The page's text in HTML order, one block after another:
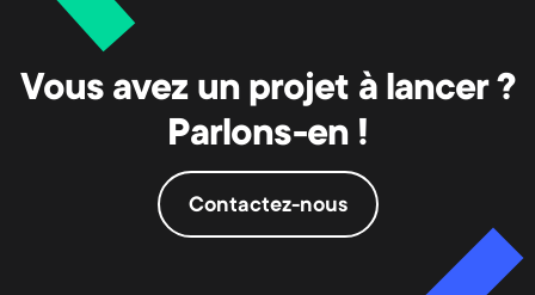
Vous avez un projet à lancer ?
Parlons-en !
Contactez-nous